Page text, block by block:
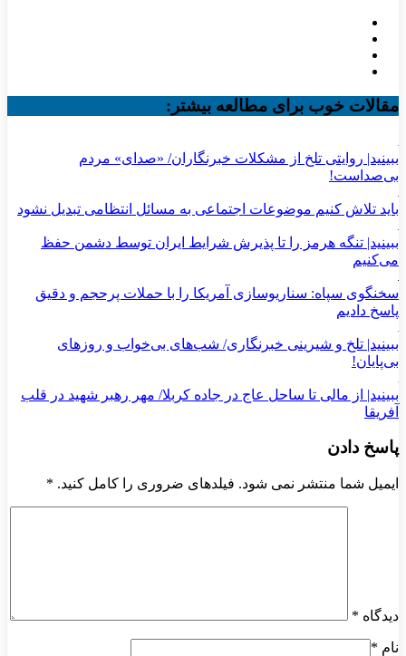
مقالات خوب برای مطالعه بیشتر:
ببینید| روایتی تلخ از مشکلات خبرنگاران/ «صدای» ‌مردم
بی‌صدا‌ست!
باید تلاش کنیم موضوعات اجتماعی به مسائل انتظامی تبدیل نشود
ببینید| تنگه هرمز را تا پذیرش شرایط ایران توسط دشمن حفظ
می‌کنیم
سخنگوی سپاه: سناریوسازی آمریکا را با حملات پرحجم‌‌ و دقیق‌
پاسخ دادیم
ببینید| تلخ و شیرینی خبرنگاری/‌ شب‌های بی‌خواب و روزهای
بی‌پایان!
ببینید| از مالی تا ساحل عاج در جاده کربلا/ مهر رهبر شهید در قلب
آفریقا
پاسخ دادن
ایمیل شما منتشر نمی شود. فیلدهای ضروری را کامل کنید. *
دیدگاه *
نام *